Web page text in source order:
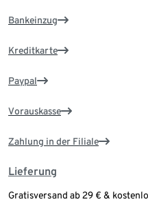
Bankeinzug
Kreditkarte
Paypal
Vorauskasse
Zahlung in der Filiale
Lieferung
Gratisversand ab 29 € &